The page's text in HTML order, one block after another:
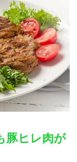
豚ヒレ肉が